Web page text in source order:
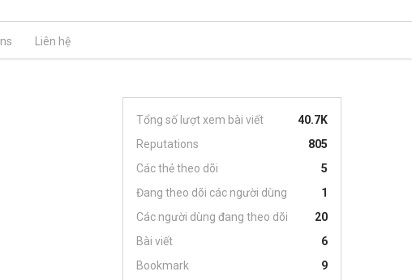
Liên hệ
Tổng số lượt xem bài viết
40.7K
Reputations
805
Các thẻ theo dõi
5
Đang theo dõi các người dùng
1
Các người dùng đang theo dõi
20
Bài viết
6
Bookmark
9